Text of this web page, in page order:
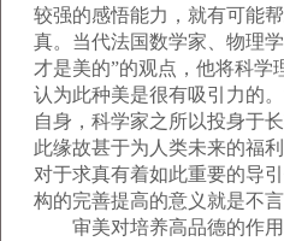
较强的感悟能力，就有可能
真。当代法国数学家、物理
才是美的”的观点，他将科学
认为此种美是很有吸引力的
自身，科学家之所以投身于
此缘故甚于为人类未来的福
对于求真有着如此重要的导
构的完善提高的意义就是不言
审美对培养高品德的作用